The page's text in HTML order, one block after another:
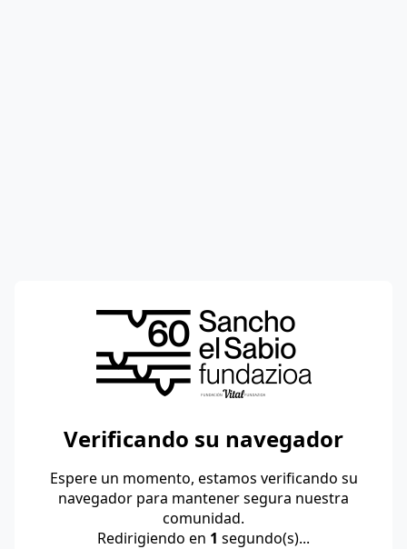
Verificando su navegador
Espere un momento, estamos verificando su
navegador para mantener segura nuestra
comunidad.
Redirigiendo en 1 segundo(s)...